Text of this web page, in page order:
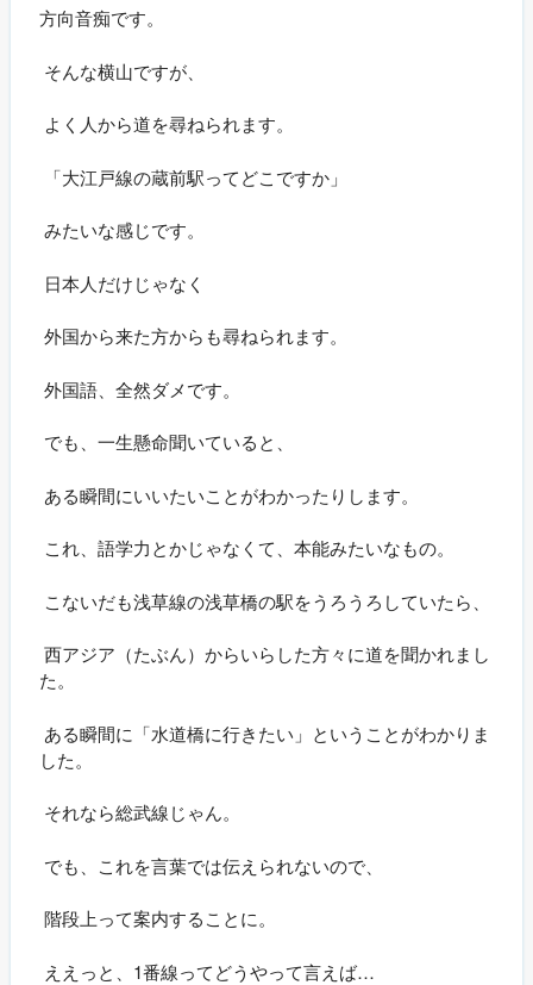
方向音痴です。
そんな横山ですが、
よく人から道を尋ねられます。
「大江戸線の蔵前駅ってどこですか」
みたいな感じです。
日本人だけじゃなく
外国から来た方からも尋ねられます。
外国語、全然ダメです。
でも、一生懸命聞いていると、
ある瞬間にいいたいことがわかったりします。
これ、語学力とかじゃなくて、本能みたいなもの。
こないだも浅草線の浅草橋の駅をうろうろしていたら、
西アジア（たぶん）からいらした方々に道を聞かれまし
た。
ある瞬間に「水道橋に行きたい」ということがわかりま
した。
それなら総武線じゃん。
でも、これを言葉では伝えられないので、
階段上って案内することに。
ええっと、1番線ってどうやって言えば…